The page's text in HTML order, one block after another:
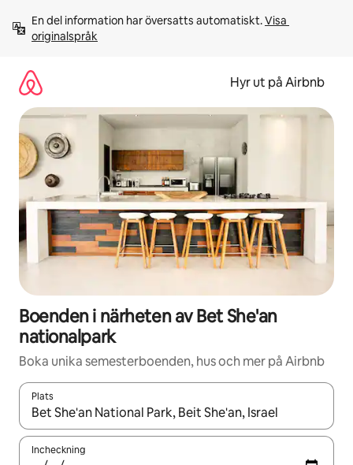
innehåll
En del information har översatts automatiskt. Visa
originalspråk
Hyr ut på Airbnb
Boenden i närheten av Bet She'an
nationalpark
Boka unika semesterboenden, hus och mer på Airbnb
Plats
När resultaten är tillgängliga kan du navigera med upp- och
Incheckning